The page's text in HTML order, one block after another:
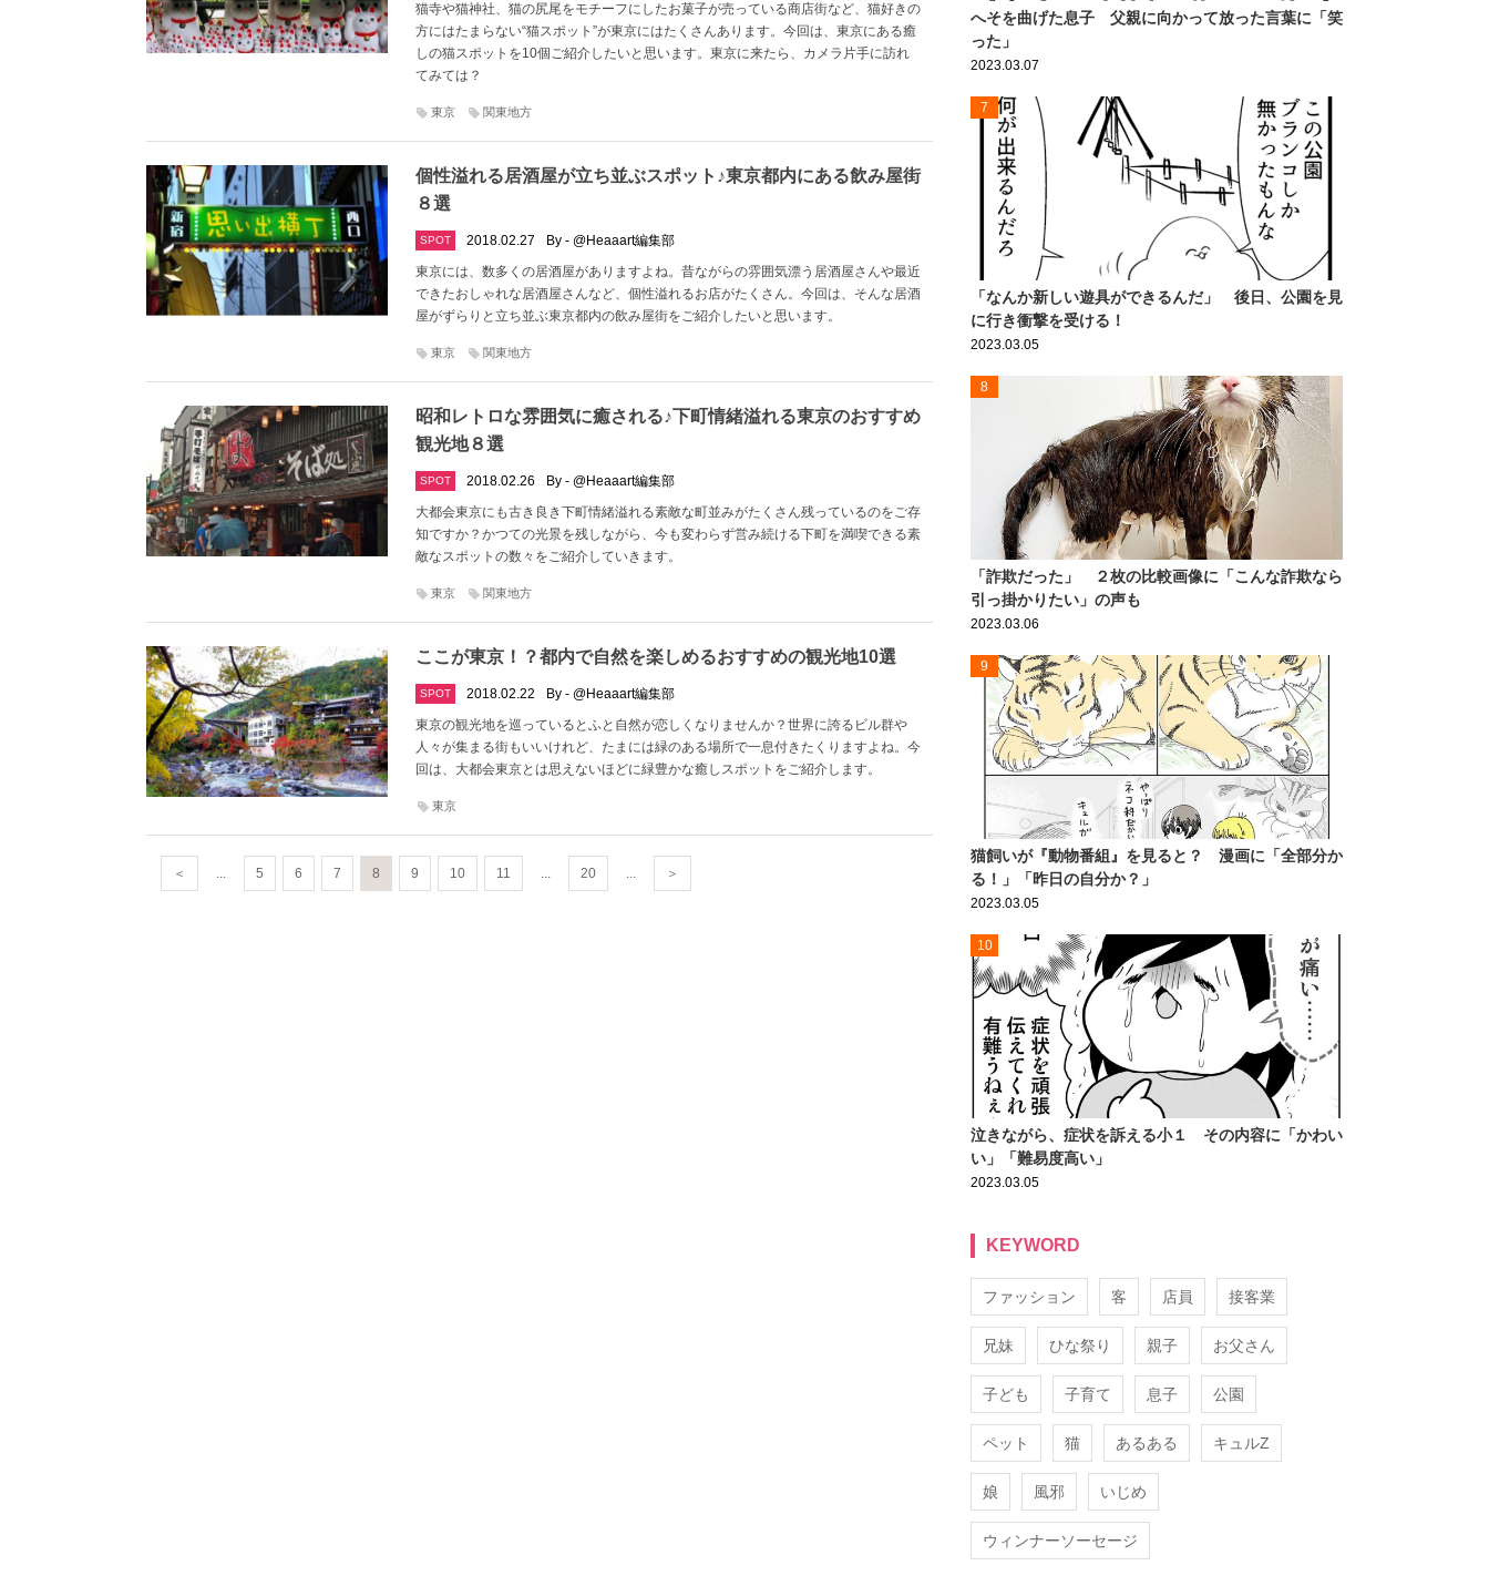
猫寺や猫神社、猫の尻尾をモチーフにしたお菓子が売っている商店街など、猫好きの
方にはたまらない“猫スポット”が東京にはたくさんあります。今回は、東京にある癒
しの猫スポットを10個ご紹介したいと思います。東京に来たら、カメラ片手に訪れ
てみては？
東京 関東地方
個性溢れる居酒屋が立ち並ぶスポット♪東京都内にある飲み屋街
８選
SPOT 2018.02.27
By - @Heaaart編集部
東京には、数多くの居酒屋がありますよね。昔ながらの雰囲気漂う居酒屋さんや最近
できたおしゃれな居酒屋さんなど、個性溢れるお店がたくさん。今回は、そんな居酒
屋がずらりと立ち並ぶ東京都内の飲み屋街をご紹介したいと思います。
東京 関東地方
昭和レトロな雰囲気に癒される♪下町情緒溢れる東京のおすすめ
観光地８選
SPOT 2018.02.26
By - @Heaaart編集部
大都会東京にも古き良き下町情緒溢れる素敵な町並みがたくさん残っているのをご存
知ですか？かつての光景を残しながら、今も変わらず営み続ける下町を満喫できる素
敵なスポットの数々をご紹介していきます。
東京 関東地方
ここが東京！？都内で自然を楽しめるおすすめの観光地10選
SPOT 2018.02.22
By - @Heaaart編集部
東京の観光地を巡っているとふと自然が恋しくなりませんか？世界に誇るビル群や
人々が集まる街もいいけれど、たまには緑のある場所で一息付きたくりますよね。今
回は、大都会東京とは思えないほどに緑豊かな癒しスポットをご紹介します。
東京
＜ ... 5 6 7 8 9 10 11 ... 20 ... ＞
へそを曲げた息子 父親に向かって放った言葉に「笑
った」
2023.03.07
7
「なんか新しい遊具ができるんだ」 後日、公園を見
に行き衝撃を受ける！
2023.03.05
8
「詐欺だった」 ２枚の比較画像に「こんな詐欺なら
引っ掛かりたい」の声も
2023.03.06
9
猫飼いが『動物番組』を見ると？ 漫画に「全部分か
る！」「昨日の自分か？」
2023.03.05
10
泣きながら、症状を訴える小１ その内容に「かわい
い」「難易度高い」
2023.03.05
KEYWORD
ファッション 客 店員 接客業
兄妹 ひな祭り 親子 お父さん
子ども 子育て 息子 公園
ペット 猫 あるある キュルZ
娘 風邪 いじめ
ウィンナーソーセージ